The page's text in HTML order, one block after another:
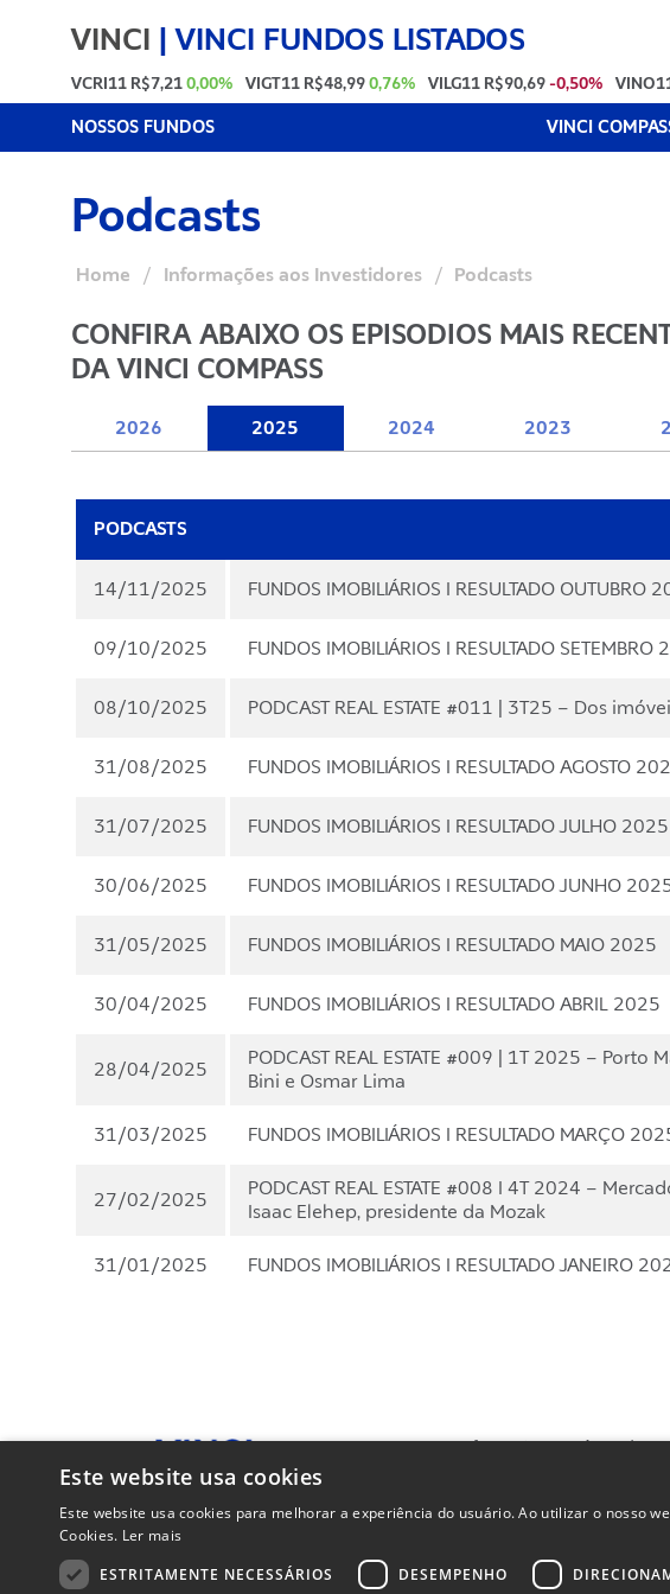
VINCI |VINCI FUNDOS LISTADOS
VCRI11 R$7,21 0,00% VIGT11 R$48,99 0,76% VILG11 R$90,69 -0,50%
NOSSOS FUNDOS VINCI
Podcasts
Home / Informações aos Investidores / Podcasts
CONFIRA ABAIXO OS EPISODIOS MAIS
DA VINCI COMPASS
2026 2025 2024 2023
PODCASTS
14/11/2025 FUNDOS IMOBILIÁRIOS I RESULTADO OUTUBRO
09/10/2025 FUNDOS IMOBILIÁRIOS I RESULTADO SETEMBRO
08/10/2025 PODCAST REAL ESTATE #011 | 3T25 – Dos
31/08/2025 FUNDOS IMOBILIÁRIOS I RESULTADO AGOSTO
31/07/2025 FUNDOS IMOBILIÁRIOS I RESULTADO JULHO 2025
30/06/2025 FUNDOS IMOBILIÁRIOS I RESULTADO JUNHO
31/05/2025 FUNDOS IMOBILIÁRIOS I RESULTADO MAIO 2025
30/04/2025 FUNDOS IMOBILIÁRIOS I RESULTADO ABRIL 2025
28/04/2025
PODCAST REAL ESTATE #009 | 1T 2025 –
Bini e Osmar Lima
31/03/2025 FUNDOS IMOBILIÁRIOS I RESULTADO MARÇO
27/02/2025
PODCAST REAL ESTATE #008 I 4T 2024 –
Isaac Elehep, presidente da Mozak
31/01/2025 FUNDOS IMOBILIÁRIOS I RESULTADO JANEIRO
As informações aqui têm caráter
Fundos de investimento não contam com garantia da Vinci Compass, de qualquer de suas
recomendada a leitura cuidadosa do Regulamento e do Prospecto dos fundos de
rentabilidade obtida no passado não representa garantia de rentabilidade futura. A
Este website usa cookies
Este website usa cookies para melhorar a experiência do usuário. Ao utilizar o nosso
Cookies. Ler mais
ESTRITAMENTE NECESSÁRIOS
DESEMPENHO